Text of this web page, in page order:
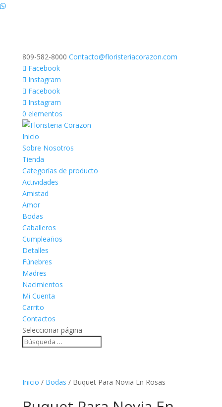
809-582-8000 Contacto@floristeriacorazon.com
Facebook
Instagram
Facebook
Instagram
0 elementos
Inicio
Sobre Nosotros
Tienda
Categorías de producto
Actividades
Amistad
Amor
Bodas
Caballeros
Cumpleaños
Detalles
Fúnebres
Madres
Nacimientos
Mi Cuenta
Carrito
Contactos
Seleccionar página
Inicio / Bodas / Buquet Para Novia En Rosas